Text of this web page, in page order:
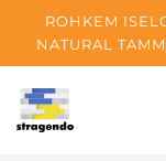
ROHKEM
NATURAL
Tallinn